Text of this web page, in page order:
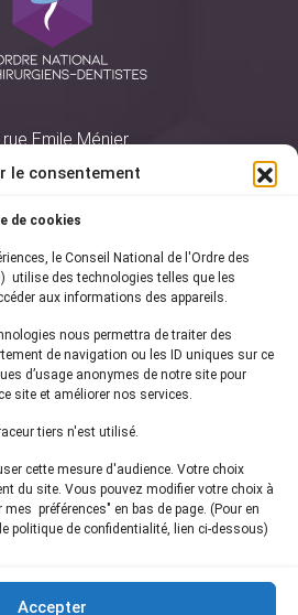
le consentement
de cookies
le Conseil National de l'Ordre des
utilise des technologies telles que les
aux informations des appareils.
nous permettra de traiter des
de navigation ou les ID uniques sur ce
d’usage anonymes de notre site pour
site et améliorer nos services.
tiers n'est utilisé.
cette mesure d'audience. Votre choix
du site. Vous pouvez modifier votre choix à
préférences" en bas de page. (Pour en
politique de confidentialité, lien ci-dessous)
Accepter
rue Emile Ménier
Paris Cedex 16
01 44 34 78 80
Actualités
Presse
légales
Plan du site
à notrenewsletter